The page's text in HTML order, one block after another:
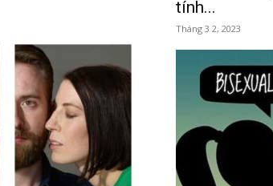
tính...
Tháng 3 2, 2023